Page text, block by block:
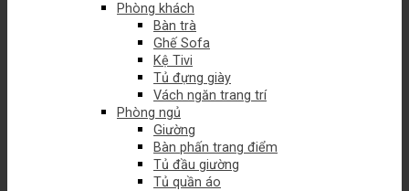
Phòng khách
Bàn trà
Ghế Sofa
Kệ Tivi
Tủ đựng giày
Vách ngăn trang trí
Phòng ngủ
Giường
Bàn phấn trang điểm
Tủ đầu giường
Tủ quần áo